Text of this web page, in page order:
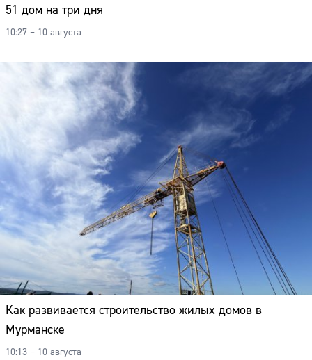
51 дом на три дня
10:27 – 10 августа
Как развивается строительство жилых домов в
Мурманске
10:13 – 10 августа